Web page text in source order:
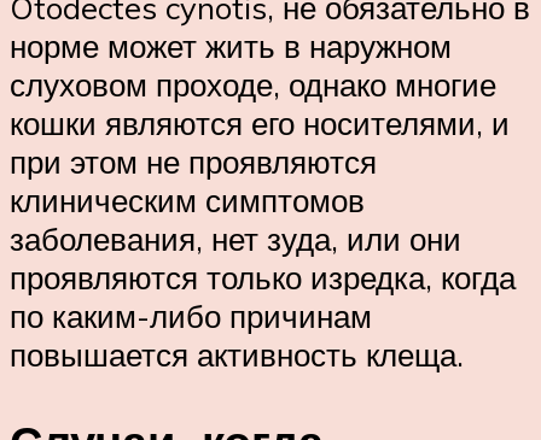
норме может жить в наружном
слуховом проходе, однако многие
кошки являются его носителями, и
при этом не проявляются
клиническим симптомов
заболевания, нет зуда, или они
проявляются только изредка, когда
по каким-либо причинам
повышается активность клеща.